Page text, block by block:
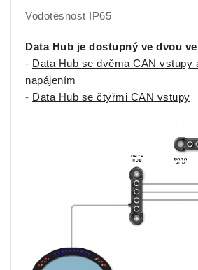
Vodotěsnost IP65
Data Hub je dostupný ve dvou
- Data Hub se dvěma CAN vstupy
napájením
- Data Hub se čtyřmi CAN vstupy